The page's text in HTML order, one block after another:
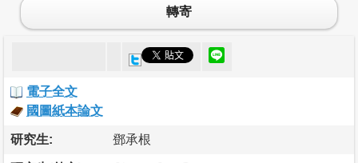
轉寄
電子全文
國圖紙本論文
研究生: 鄧承根